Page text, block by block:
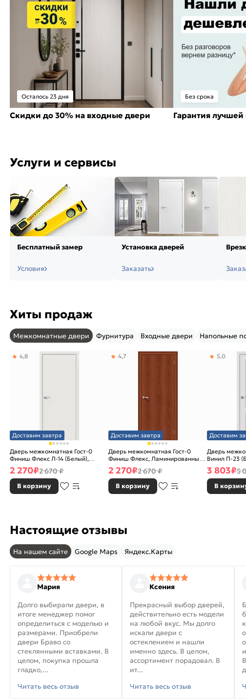
Осталось 23 дня
Скидки до 30% на входные двери
Без срока
Гарантия
Услуги и сервисы
Бесплатный замер
Условия
Установка дверей
Заказать
Хиты продаж
Межкомнатные двери Фурнитура Входные двери Напольные
Доставим завтра
Дверь межкомнатная Гост-0
Финиш Флекс Л-14 (Белый),
глухая, каркасно-щитовая
4,8
2 270₽2 670 ₽
В корзину
Доставим завтра
Дверь межкомнатная Гост-0
Финиш Флекс, Ламинированные
Л-11 (ИталОрех), глухая,
каркасно-щитовая
4,7
2 270₽2 670 ₽
В корзину
Доставим
Дверь
Винил П-23
скиновая
5,0
3 803₽5
В
Настоящие отзывы
На нашем сайте Google Maps Яндекс.Карты
Мария
Долго выбирали двери, в
итоге менеджер помог
определиться с моделью и
размерами. Приобрели
двери Браво со
стеклянными вставками. В
целом, покупка прошла
гладко,...
Читать весь отзыв
Ксения
Прекрасный выбор дверей,
действительно есть модели
на любой вкус. Мы долго
искали двери с
остеклением и нашли
именно здесь. В целом,
ассортимент порадовал. В
ит...
Читать весь отзыв